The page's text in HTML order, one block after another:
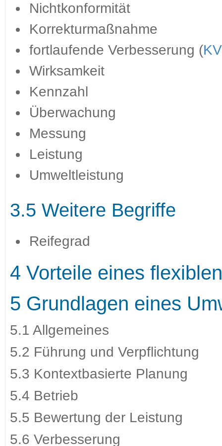
Nichtkonformität
Korrekturmaßnahme
fortlaufende Verbesserung (
Wirksamkeit
Kennzahl
Überwachung
Messung
Leistung
Umweltleistung
3.5 Weitere Begriffe
Reifegrad
4 Vorteile eines
5 Grundlagen eines
5.1 Allgemeines
5.2 Führung und Verpflichtung
5.3 Kontextbasierte Planung
5.4 Betrieb
5.5 Bewertung der Leistung
5.6 Verbesserung